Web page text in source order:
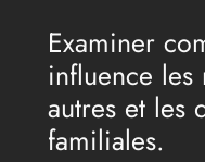
Examiner
influence les
autres et les
familiales.